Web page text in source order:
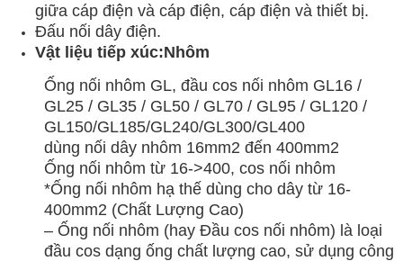
giữa cáp điện và cáp điện, cáp điện và thiết bị.
Đấu nối dây điện.
Vật liệu tiếp xúc:Nhôm
Ống nối nhôm GL, đầu cos nối nhôm GL16 /
GL25 / GL35 / GL50 / GL70 / GL95 / GL120 /
GL150/GL185/GL240/GL300/GL400
dùng nối dây nhôm 16mm2 đến 400mm2
Ống nối nhôm từ 16->400, cos nối nhôm
*Ống nối nhôm hạ thế dùng cho dây từ 16-
400mm2 (Chất Lượng Cao)
– Ống nối nhôm (hay Đầu cos nối nhôm) là loại
đầu cos dạng ống chất lượng cao, sử dụng công